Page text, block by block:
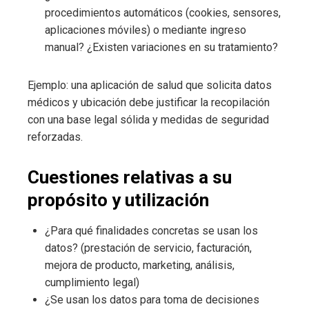
procedimientos automáticos (cookies, sensores,
aplicaciones móviles) o mediante ingreso
manual? ¿Existen variaciones en su tratamiento?
Ejemplo: una aplicación de salud que solicita datos
médicos y ubicación debe justificar la recopilación
con una base legal sólida y medidas de seguridad
reforzadas.
Cuestiones relativas a su
propósito y utilización
¿Para qué finalidades concretas se usan los
datos? (prestación de servicio, facturación,
mejora de producto, marketing, análisis,
cumplimiento legal)
¿Se usan los datos para toma de decisiones